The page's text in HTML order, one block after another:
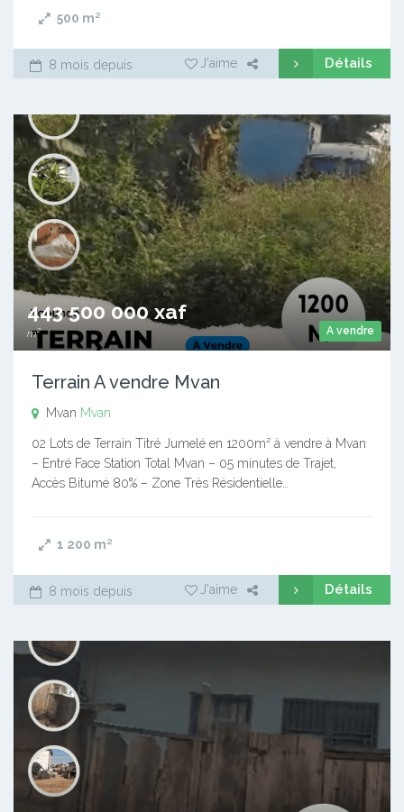
500 m²
8 mois depuis J'aime Détails
A vendre
443 500 000 xaf
m²
Terrain A vendre Mvan
Mvan Mvan
02 Lots de Terrain Titré Jumelé en 1200m² à vendre à Mvan
– Entré Face Station Total Mvan – 05 minutes de Trajet,
Accès Bitumé 80% – Zone Très Résidentielle…
1 200 m²
8 mois depuis J'aime Détails